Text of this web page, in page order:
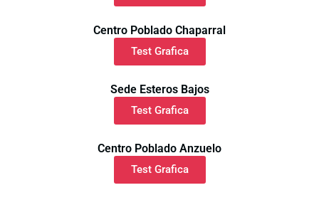
Centro Poblado Chaparral
Test Grafica
Sede Esteros Bajos
Test Grafica
Centro Poblado Anzuelo
Test Grafica